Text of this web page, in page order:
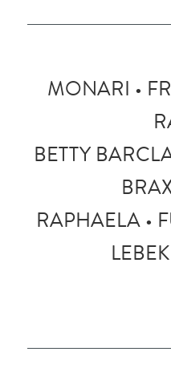
MONARI •
BETTY
RAPHAELA •